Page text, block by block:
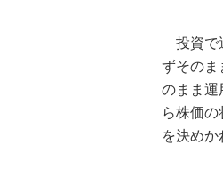
投資で
ずそのま
のまま運
ら株価
を決めか